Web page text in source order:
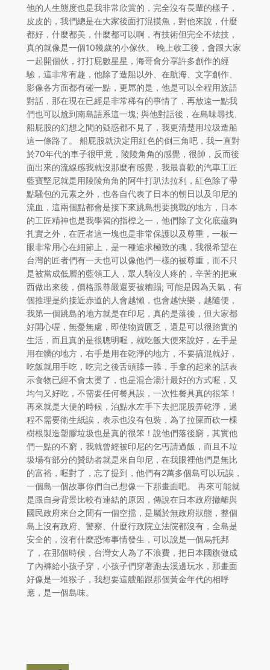
他的人生態度也是我非常欣賞的，完全沒有長輩的樣子，
皮皮的，我們總是在大家後面打混摸魚，對他來說，什麼
都好，什麼都美，什麼都可以啊，有技術但完全不炫技，
真的就像是一個10幾歲的小傢伙。 晚上收工後，會跟大家
一起開個伙，打打屁數星星，海哥會分享許多創作的經
驗，這非常有趣，他除了造船以外、在航海、文字創作、
影像各方面都有碰一點，更屌的是，他是可以全程用族語
對話，那在現在已經是非常稀有的事情了，再放遠一點我
們也可以尬到南島語系這一塊; 與他對話後，在島味尋找、
船屁股的幻想之間的疑惑都不見了，我更清楚用垃圾造船
這一條路了。 船屁股就決定用紅色的倒三角吧，我一直對
於70年代的車子很甲意，陵陵角角的感覺，很帥，反而後
面出來的流線感我就沒那麼有感覺，我最喜歡的汽車工匠
藍寶堅尼就是用陵陵角角的阿牛打趴法拉利，紅色除了帶
點騷包的元素之外，也各自代表了日本的朝日以及印尼的
流血，這兩個點都會是接下來跳島想要挑戰的地方，日本
的工匠精神也是我學習的指標之一，他們除了文化底蘊夠
扎實之外，在匠者這一塊也是非常保護以及尊重，一板一
眼非常用心在細節上，是一種追求極致的魂，我很希望在
台灣的匠者們有一天也可以像他們一樣的被尊重，而不只
是被當成低層的藍領工人，眾人騎沒人疼的，辛苦的把東
西做出來後，價格跟尊嚴還要被糟蹋; 可能是因為天氣，有
個推理是約接近赤道的人會越懶，也會越快樂，越隨便，
我第一個跳島的地方就是在印尼，真的是落後，但大家都
好開心喔，無憂無慮，即使物資匱乏，還是可以很踏實的
生活，而且真的是很聰明喔，就吃飯大便來說好，左手是
用在髒的地方，右手是用在乾淨的地方，不要搞混就好，
吃飯就用手吃，吃完之後舌頭舔一舔，手拿的起來的話表
示食物已經不會太燙了，也是混合湯汁最好的方式喔，又
均勻又好吃，不需要任何餐具誒，一次性餐具真的很笨！
再來就是大便的時候，泊點水左手下去把屁股弄乾淨，過
程不需要衛生紙誒，表示也沒有包裝，為了拉屎而砍一棵
樹根製造塑膠垃圾也是真的很笨！說他們落後窮，其實他
們一點的不窮，我就曾經被印尼的乞丐請過飯，而且不垃
圾場有部分的贊助者就是來自印尼，在我眼裡他們是無比
的富裕，喔對了，忘了提到，他們有2萬多個島可以玩誒，
一個島一個故事你們自己想像一下那畫面吧。 再來可能就
是跟自身背景比較有連結的原因，傳說在日本政府撤離與
國民政府來台之間有一個空擋，是屬於無政府狀態，整個
島上沒有政府、警察、什麼行政院立法院都沒有，全島是
安全的，沒有什麼恐怖事情發生，可以說是一個烏托邦
了，在那個時候，台灣女人為了不浪費，把日本國旗做成
了內褲給小孩子穿，小孩子們穿著跑去溪邊玩水，那畫面
好像是一堆猴子，我想要這艘船跟那個黃金年代的相呼
應，是一個島味。